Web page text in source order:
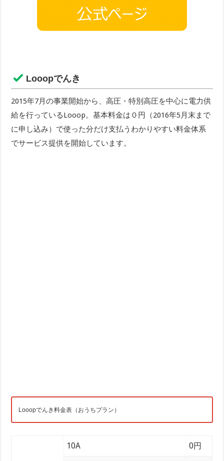
Looopでんき
2015年7月の事業開始から、高圧・特別高圧を中心に電力供
給を行っているLooop。基本料金は０円（2016年5月末まで
に申し込み）で使った分だけ支払うわかりやすい料金体系
でサービス提供を開始しています。
Looopでんき料金表（おうちプラン）
10A 0円